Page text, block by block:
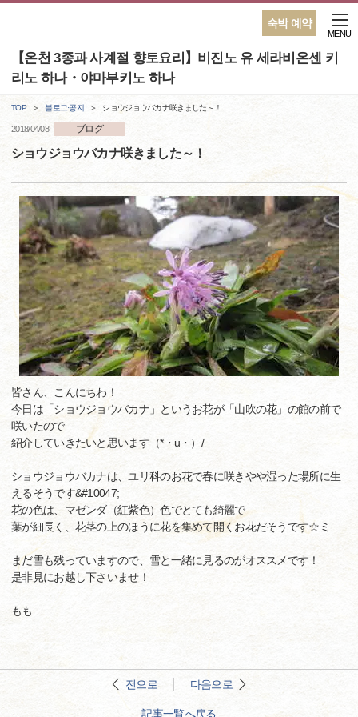
숙박 예약
【온천 3종과 사계절 향토요리】비진노 유 세라비온센 키
리노 하나・야마부키노 하나
MENU
TOP 블로그·공지 ショウジョウバカナ咲きました～！
2018/04/08 ブログ
ショウジョウバカナ咲きました～！
皆さん、こんにちわ！
今日は「ショウジョウバカナ」というお花が「山吹の花」の館の前で
咲いたので
紹介していきたいと思います（*・u・）/
ショウジョウバカナは、ユリ科のお花で春に咲きやや湿った場所に生
えるそうです&#10047;
花の色は、マゼンダ（紅紫色）色でとても綺麗で
葉が細長く、花茎の上のほうに花を集めて開くお花だそうです☆ミ
まだ雪も残っていますので、雪と一緒に見るのがオススメです！
是非見にお越し下さいませ！
もも
전으로 다음으로
記事一覧へ戻る